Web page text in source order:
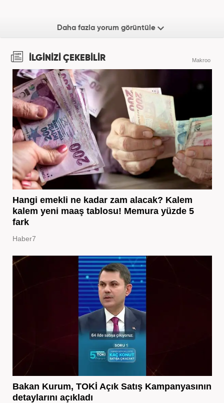
Daha fazla yorum görüntüle
İLGİNİZİ ÇEKEBİLİR Makroo
Hangi emekli ne kadar zam alacak? Kalem
kalem yeni maaş tablosu! Memura yüzde 5
fark
Haber7
Bakan Kurum, TOKİ Açık Satış Kampanyasının
detaylarını açıkladı